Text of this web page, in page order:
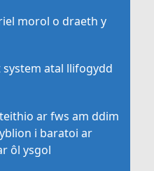
morol o draeth y
system atal llifogydd
ar fws am ddim
i baratoi ar
ôl ysgol